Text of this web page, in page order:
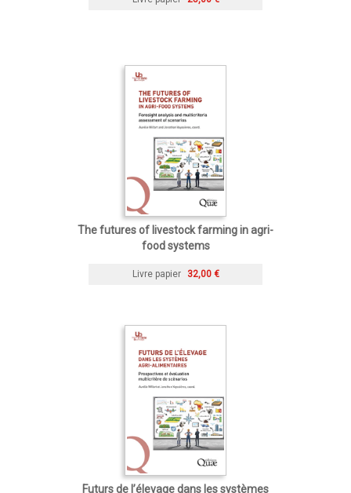
The futures of livestock farming in agri-
food systems
Livre papier 32,00 €
Futurs de l’élevage dans les systèmes